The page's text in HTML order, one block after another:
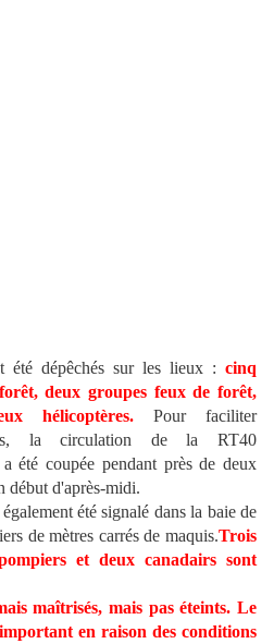
été dépêchés sur les lieux : cinq
deux groupes feux de forêt,
hélicoptères. Pour faciliter
la circulation de la RT40
été coupée pendant près de deux
début d'après-midi.
été signalé dans la baie de
de mètres carrés de maquis.Trois
et deux canadairs sont
maîtrisés, mais pas éteints. Le
en raison des conditions